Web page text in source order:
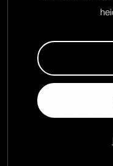
valvontaan? Ota
digipalvelua ja
alla oleva lomake
alustavan